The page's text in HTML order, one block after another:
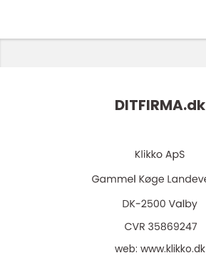
DITFIRMA.dk
web: www.klikko.dk